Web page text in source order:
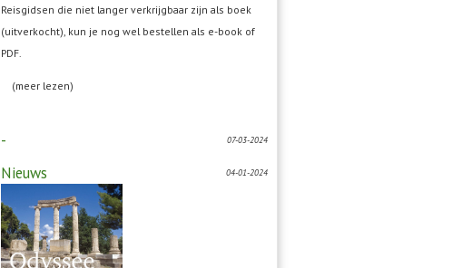
Reisgidsen die niet langer verkrijgbaar zijn als boek
(uitverkocht), kun je nog wel bestellen als e-book of
PDF.
(meer lezen)
07-03-2024
-
04-01-2024
Nieuws